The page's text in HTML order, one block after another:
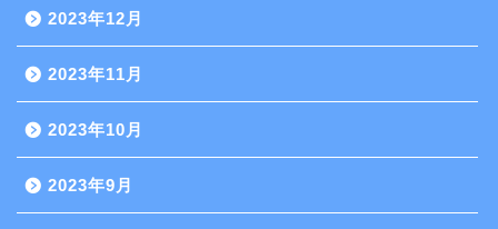
2023年12月
2023年11月
2023年10月
2023年9月